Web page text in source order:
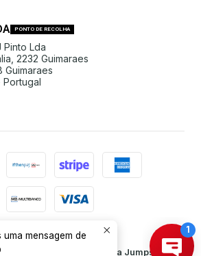
PONTO DE RECOLHA
Lda
2232 Guimaraes
Portugal
2026 JJ Pinto Lda.
Com tecnologia Jumpseller.
uma mensagem de